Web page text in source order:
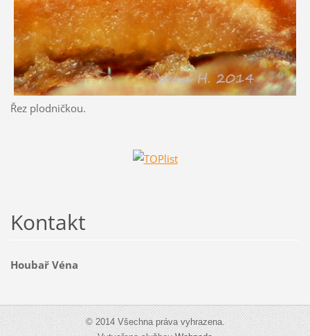
Řez plodničkou.
Kontakt
Houbař Véna
© 2014 Všechna práva vyhrazena.